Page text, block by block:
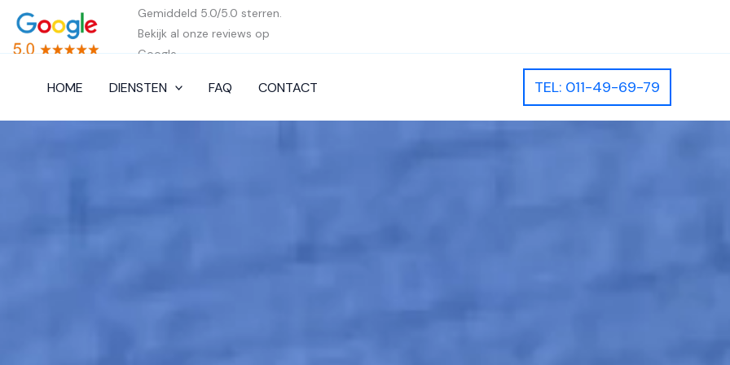
Gemiddeld 5.0/5.0 sterren.
Bekijk al onze reviews op
Google.
HOME DIENSTEN FAQ CONTACT TEL: 011-49-69-79